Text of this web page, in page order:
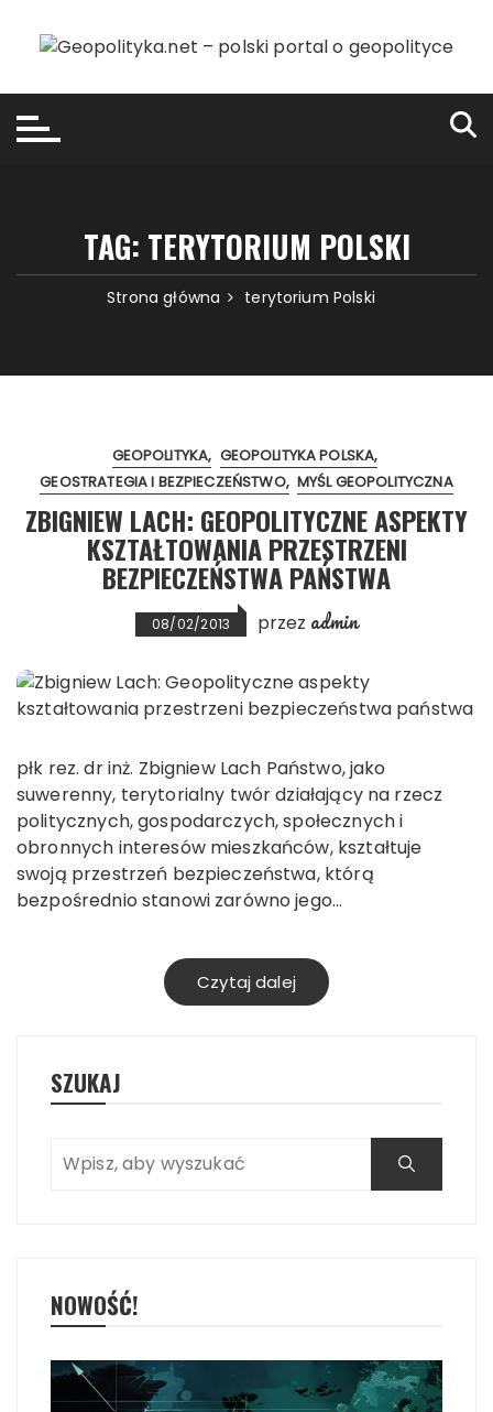
TAG: TERYTORIUM POLSKI
Strona główna terytorium Polski
GEOPOLITYKA GEOPOLITYKA POLSKA
GEOSTRATEGIA I BEZPIECZEŃSTWO MYŚL GEOPOLITYCZNA
ZBIGNIEW LACH: GEOPOLITYCZNE ASPEKTY
KSZTAŁTOWANIA PRZESTRZENI
BEZPIECZEŃSTWA PAŃSTWA
08/02/2013 przez admin
płk rez. dr inż. Zbigniew Lach Państwo, jako
suwerenny, terytorialny twór działający na rzecz
politycznych, gospodarczych, społecznych i
obronnych interesów mieszkańców, kształtuje
swoją przestrzeń bezpieczeństwa, którą
bezpośrednio stanowi zarówno jego…
Czytaj dalej
SZUKAJ
NOWOŚĆ!